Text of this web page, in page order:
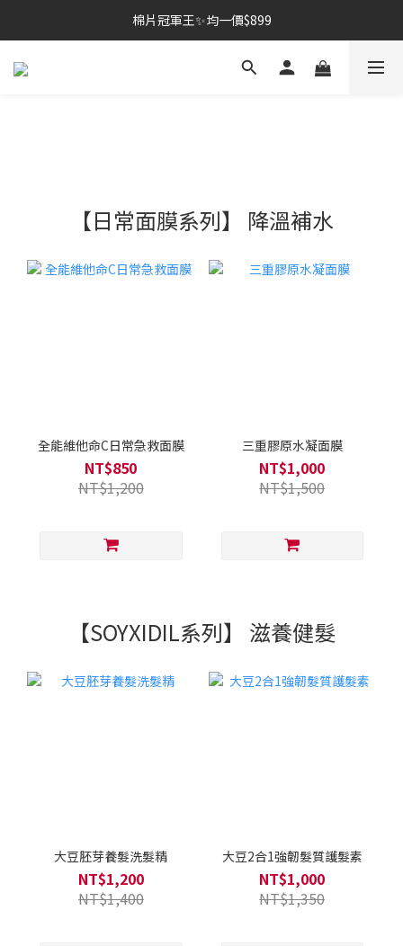
棉片冠軍王✨均一價$899
棉片冠軍王✨均一價$899
夏季深層清潔必備🫧張員瑛洗臉機
【日常面膜系列】 降溫補水
全能維他命C日常急救面膜
NT$850
NT$1,200
三重膠原水凝面膜
NT$1,000
NT$1,500
【SOYXIDIL系列】 滋養健髮
大豆胚芽養髮洗髮精
NT$1,200
NT$1,400
大豆2合1強韌髮質護髮素
NT$1,000
NT$1,350